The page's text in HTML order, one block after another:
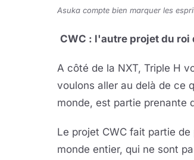
Asuka compte bien marquer les
CWC : l'autre projet du roi
A côté de la NXT, Triple H
voulons aller au delà de ce
monde, est partie prenante
Le projet CWC fait partie
monde entier, qui ne sont